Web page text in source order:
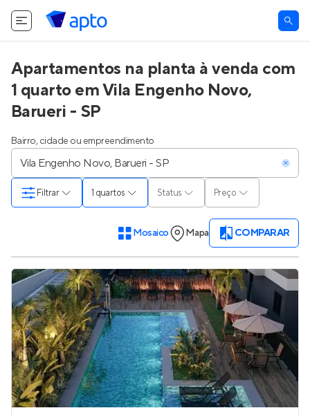
Apartamentos na planta à venda com
1 quarto em Vila Engenho Novo,
Barueri - SP
Bairro, cidade ou empreendimento
1 quartos Status Preço
Filtrar
Mosaico Mapa COMPARAR